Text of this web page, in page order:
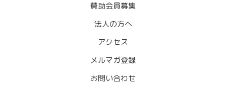
賛助会員募集
法人の方へ
アクセス
メルマガ登録
お問い合わせ